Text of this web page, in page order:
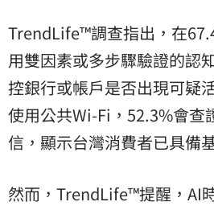
TrendLife™調查指出，在
用雙因素或多步驟驗證的認
控銀行或帳戶是否出現可疑
使用公共Wi-Fi，52.3%會查
信，顯示台灣消費者已具備
然而，TrendLife™提醒，AI